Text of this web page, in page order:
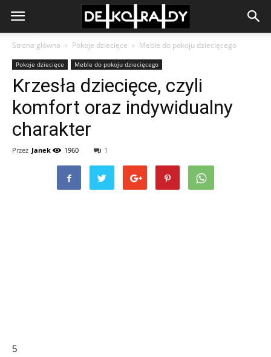
Strona główna Pokoje dziecięce Meble do pokoju dziecięcego
Pokoje dziecięce Meble do pokoju dziecięcego
Krzesła dziecięce, czyli
komfort oraz indywidualny
charakter
Przez Janek 1960 1
5